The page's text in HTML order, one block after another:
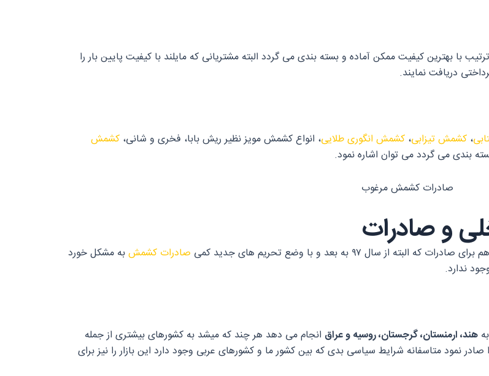
با بهترین کیفیت ممکن آماده و بسته بندی می گردد البته مشتریانی که مایلند با کیفیت پایین بار را
دریافت نمایند.
، کشمش تیزابی، کشمش انگوری طلایی، انواع کشمش مویز نظیر ریش بابا، فخری و شانی، کشمش
بندی می گردد می توان اشاره نمود.
و صادرات
۹۷ به بعد و با وضع تحریم های جدید کمی صادرات کشمشبه مشکل خورد
ندارد.
هند، ارمنستان، گرجستان، روسیه و عراق انجام می دهد هر چند که میشد به کشورهای بیشتری از جمله
نمود متاسفانه شرایط سیاسی بدی که بین کشور ما و کشورهای عربی وجود دارد این بازار را نیز برای